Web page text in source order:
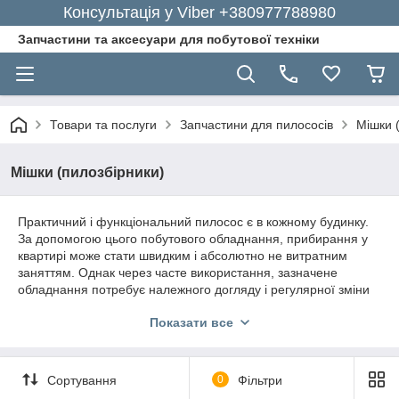
Консультація у Viber +380977788980
Запчастини та аксесуари для побутової техніки
Товари та послуги Запчастини для пилососів Мішки
Мішки (пилозбірники)
Практичний і функціональний пилосос є в кожному будинку.
За допомогою цього побутового обладнання, прибирання у
квартирі може стати швидким і абсолютно не витратним
заняттям. Однак через часте використання, зазначене
обладнання потребує належного догляду і регулярної зміни
пилососа, щоб у вас в запасі були запаси на випадок
необхідних деталей по магазинах. Всі аксесуари для
Показати все
Сортування 0 Фільтри